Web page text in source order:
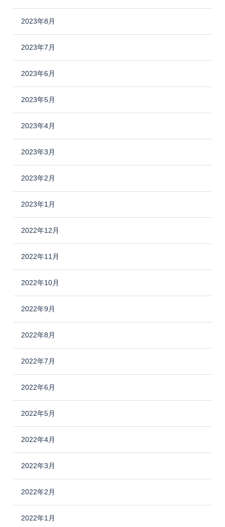
2023年8月
2023年7月
2023年6月
2023年5月
2023年4月
2023年3月
2023年2月
2023年1月
2022年12月
2022年11月
2022年10月
2022年9月
2022年8月
2022年7月
2022年6月
2022年5月
2022年4月
2022年3月
2022年2月
2022年1月